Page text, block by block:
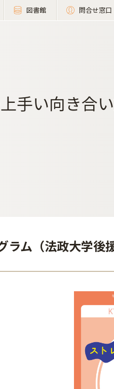
図書館 問合せ窓口
い向き合い
ム（法政大学後